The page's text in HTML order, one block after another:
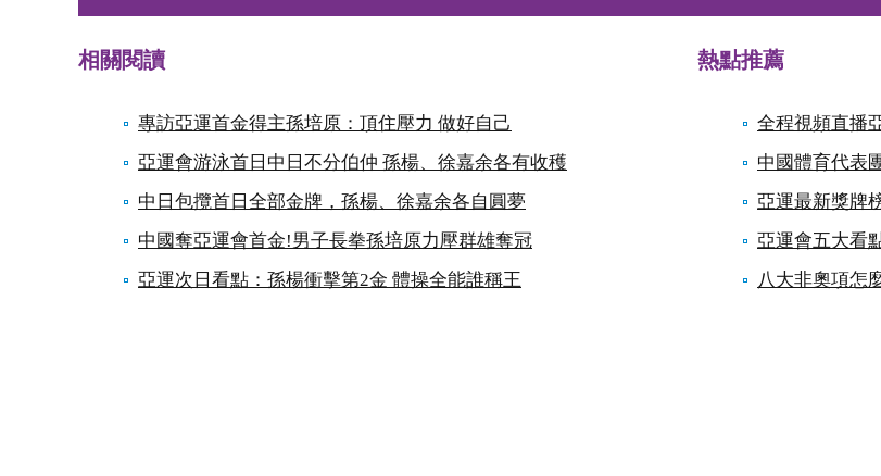
相關閱讀
專訪亞運首金得主孫培原：頂住壓力 做好自己
亞運會游泳首日中日不分伯仲 孫楊、徐嘉余各有收穫
中日包攬首日全部金牌，孫楊、徐嘉余各自圓夢
中國奪亞運會首金!男子長拳孫培原力壓群雄奪冠
亞運次日看點：孫楊衝擊第2金 體操全能誰稱王
熱點推薦
全程視頻直播
中國體育代表
亞運最新獎牌
亞運會五大看
八大非奧項怎